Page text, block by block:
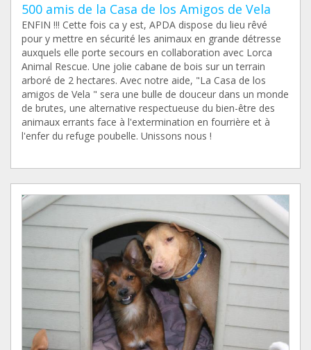
500 amis de la Casa de los Amigos de Vela
ENFIN !!! Cette fois ca y est, APDA dispose du lieu rêvé
pour y mettre en sécurité les animaux en grande détresse
auxquels elle porte secours en collaboration avec Lorca
Animal Rescue. Une jolie cabane de bois sur un terrain
arboré de 2 hectares. Avec notre aide, "La Casa de los
amigos de Vela " sera une bulle de douceur dans un monde
de brutes, une alternative respectueuse du bien-être des
animaux errants face à l'extermination en fourrière et à
l'enfer du refuge poubelle. Unissons nous !